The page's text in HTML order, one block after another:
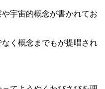
宇宙的概念が書かれてお
く概念までもが提唱され